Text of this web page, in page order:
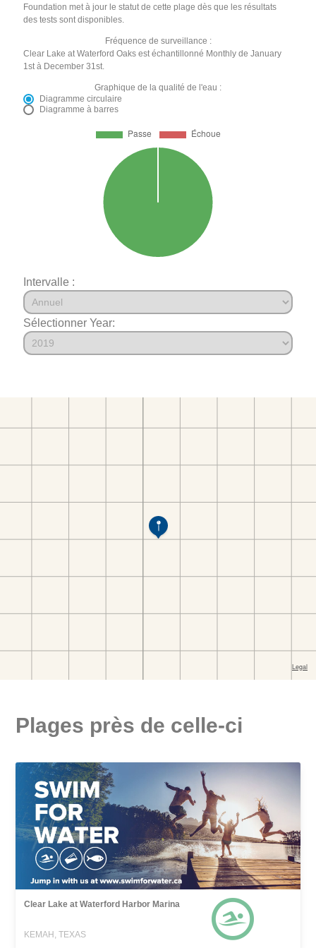
Foundation met à jour le statut de cette plage dès que les résultats
des tests sont disponibles.
Fréquence de surveillance :
Clear Lake at Waterford Oaks est échantillonné Monthly de January
1st à December 31st.
Graphique de la qualité de l'eau :
Diagramme circulaire
Diagramme à barres
Intervalle :
Sélectionner Year:
Plages près de celle-ci
Clear Lake at Waterford Harbor Marina
KEMAH, TEXAS